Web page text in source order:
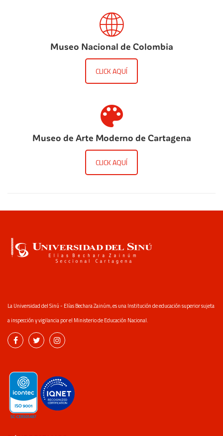
Museo Nacional de Colombia
CLICK AQUÍ
Museo de Arte Moderno de Cartagena
CLICK AQUÍ
La Universidad del Sinú - Elías Bechara Zainúm, es una Institución de educación superior sujeta
a inspección y vigilancia por el Ministerio de Educación Nacional.